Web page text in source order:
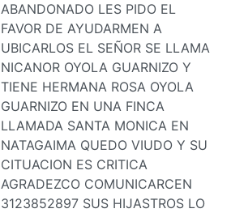
ABANDONADO LES PIDO EL
FAVOR DE AYUDARMEN A
UBICARLOS EL SEÑOR SE LLAMA
NICANOR OYOLA GUARNIZO Y
TIENE HERMANA ROSA OYOLA
GUARNIZO EN UNA FINCA
LLAMADA SANTA MONICA EN
NATAGAIMA QUEDO VIUDO Y SU
CITUACION ES CRITICA
AGRADEZCO COMUNICARCEN
3123852897 SUS HIJASTROS LO